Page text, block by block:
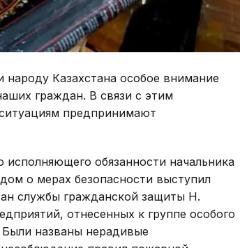
Казахстана особое внимание
граждан. В связи с этим
предпринимают
обязанности начальника
о мерах безопасности выступил
службы гражданской защиты Н.
отнесенных к группе особого
Были названы нерадивые